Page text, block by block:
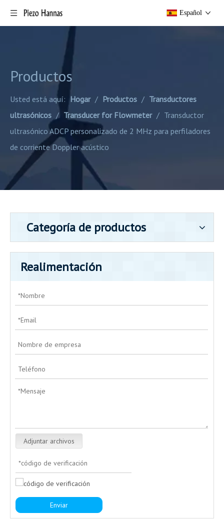
Español
Productos
Usted está aquí: Hogar / Productos / Transductores
ultrasónicos / Transducer for Flowmeter / Transductor
ultrasónico ADCP personalizado de 2 MHz para perfiladores
de corriente Doppler acústico
Categoría de productos
Realimentación
Adjuntar archivos
Enviar